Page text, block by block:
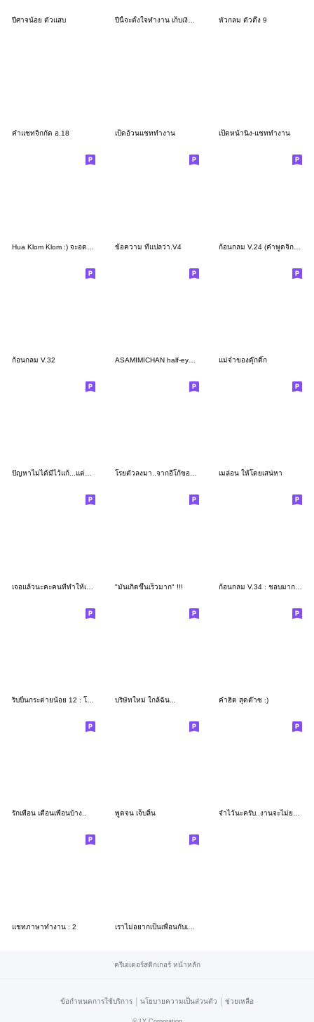
ปีศาจน้อย ตัวแสบ หัวกลม ตัวตึง 9
คำแชทจิกกัด อ.18 เป็ดอ้วนแชททำงาน เป็ดหน้านิ่ง-แชททำงาน
ข้อความ ที่แปลว่า.V4 ก้อนกลม V.24 (คำพูดจิกกัด)
ก้อนกลม V.32 แม่จ๋าของดุ๊กดิ๊ก
ปัญหาไม่ได้มีไว้แก้...แต่มีไว้ให้กู โรยตัวลงมา..จากอีโก้ของเธอ เมล่อน ให้โดยเสน่หา
"มันเกิดขึ้นเร็วมาก" !!! ก้อนกลม V.34 : ชอบมากเลยค่ะ..จังหวะนี้
บริษัทใหม่ ใกล้ฉัน... คำฮิต สุดต๊าซ :)
รักเพื่อน เตือนเพื่อนบ้าง.. พูดจน เจ็บลิ้น จำไว้นะครับ..งานจะไม่ยากถ้าเราไม่ทำ!!
แชทภาษาทำงาน : 2
ครีเอเตอร์สติกเกอร์ หน้าหลัก
ข้อกำหนดการใช้บริการ | นโยบายความเป็นส่วนตัว | ช่วยเหลือ